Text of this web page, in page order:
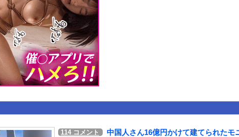
相互RSS
が管理しています。 RSS設定 更新順130件まで。それ以降の古いもの
114 コメント 中国人さん16億円かけて建てられたモ